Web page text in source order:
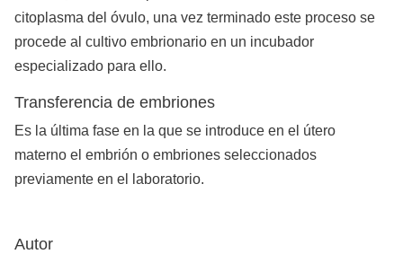
citoplasma del óvulo, una vez terminado este proceso se
procede al cultivo embrionario en un incubador
especializado para ello.
Transferencia de embriones
Es la última fase en la que se introduce en el útero
materno el embrión o embriones seleccionados
previamente en el laboratorio.
Autor